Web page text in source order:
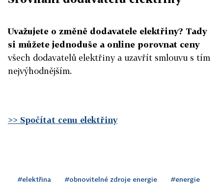
Uvažujete o změně dodavatele elektřiny? Tady
si můžete jednoduše a online porovnat ceny
všech dodavatelů elektřiny a uzavřít smlouvu s tím
nejvýhodnějším.
>> Spočítat cenu elektřiny
#elektřina #obnovitelné zdroje energie #energie